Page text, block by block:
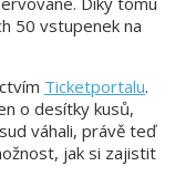
50 vstupenek na
Ticketportalu.
o desítky kusů,
váhali, právě teď
jak si zajistit